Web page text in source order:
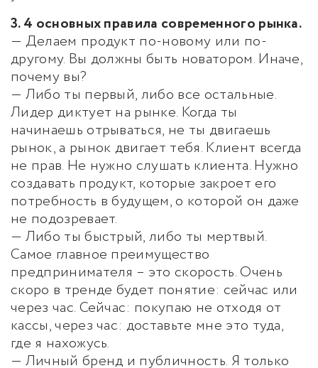
3. 4 основных правила современного рынка.
— Делаем продукт по-новому или по-
другому. Вы должны быть новатором. Иначе,
почему вы?
— Либо ты первый, либо все остальные.
Лидер диктует на рынке. Когда ты
начинаешь отрываться, не ты двигаешь
рынок, а рынок двигает тебя. Клиент всегда
не прав. Не нужно слушать клиента. Нужно
создавать продукт, которые закроет его
потребность в будущем, о которой он даже
не подозревает.
— Либо ты быстрый, либо ты мертвый.
Самое главное преимущество
предпринимателя – это скорость. Очень
скоро в тренде будет понятие: сейчас или
через час. Сейчас: покупаю не отходя от
кассы, через час: доставьте мне это туда,
где я нахожусь.
— Личный бренд и публичность. Я только